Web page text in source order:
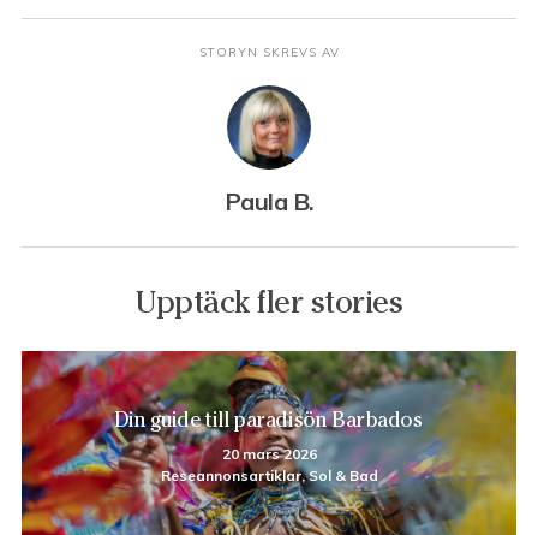
STORYN SKREVS AV
Paula B.
Upptäck fler stories
Din guide till paradisön Barbados
20 mars 2026
Reseannonsartiklar, Sol & Bad